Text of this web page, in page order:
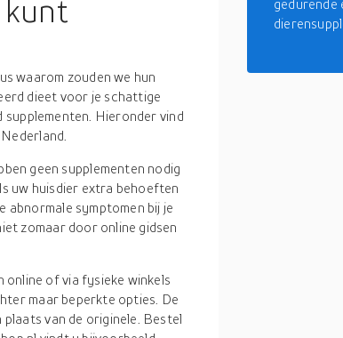
kunt
waarom zouden we hun
dieet voor je schattige
Hieronder vind
geen supplementen nodig
uw huisdier extra behoeften
abnormale symptomen bij je
zomaar door online gidsen
online of via fysieke winkels
maar beperkte opties. De
van de originele. Bestel
gedurende